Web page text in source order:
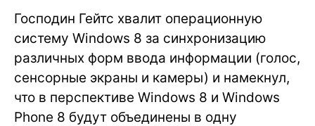
Господин Гейтс хвалит операционную
систему Windows 8 за синхронизацию
различных форм ввода информации (голос,
сенсорные экраны и камеры) и намекнул,
что в перспективе Windows 8 и Windows
Phone 8 будут объединены в одну